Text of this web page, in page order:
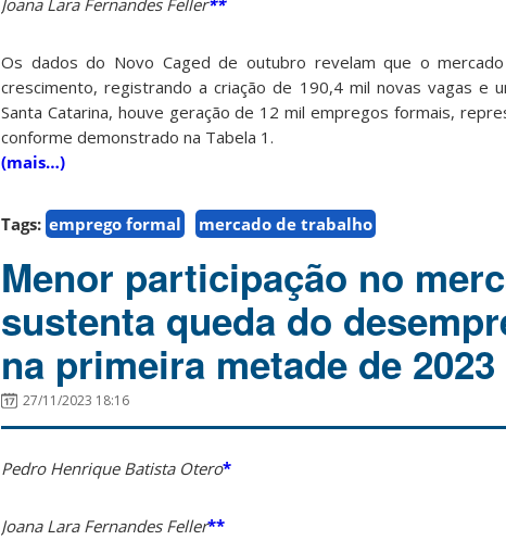
Joana Lara Fernandes Feller**
Os dados do Novo Caged de outubro revelam que o
crescimento, registrando a criação de 190,4 mil novas vagas e
Santa Catarina, houve geração de 12 mil empregos formais,
conforme demonstrado na Tabela 1.
(mais…)
Tags: emprego formal mercado de trabalho
Menor participação no
sustenta queda do
na primeira metade de 2023
27/11/2023 18:16
Pedro Henrique Batista Otero*
Joana Lara Fernandes Feller**